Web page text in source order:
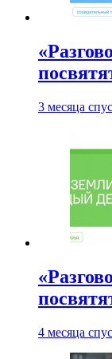
3 месяца
4 месяца